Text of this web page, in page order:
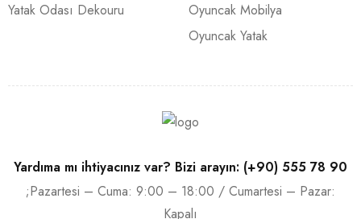
Yatak Odası Dekouru
Oyuncak Mobilya
Oyuncak Yatak
Yardıma mı ihtiyacınız var? Bizi arayın: (+90) 555 78 90
;Pazartesi – Cuma: 9:00 – 18:00 / Cumartesi – Pazar:
Kapalı